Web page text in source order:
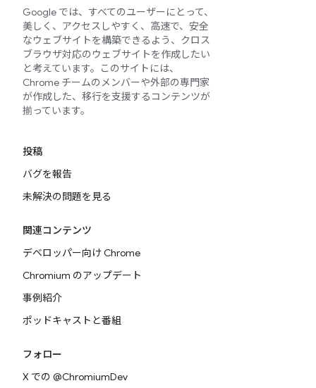
Google では、すべてのユーザーにとって、
美しく、アクセスしやすく、高速で、安全
なウェブサイトを構築できるよう、クロス
ブラウザ対応のウェブサイトを作成したい
と考えています。このサイトには、
Chrome チームのメンバーや外部の専門家
が作成した、移行を支援するコンテンツが
揃っています。
投稿
バグを報告
未解決の問題を見る
関連コンテンツ
デベロッパー向け Chrome
Chromium のアップデート
事例紹介
ポッドキャストと番組
フォロー
X での @ChromiumDev